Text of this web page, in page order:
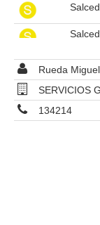
Rueda Miguel
SERVICIOS
134214